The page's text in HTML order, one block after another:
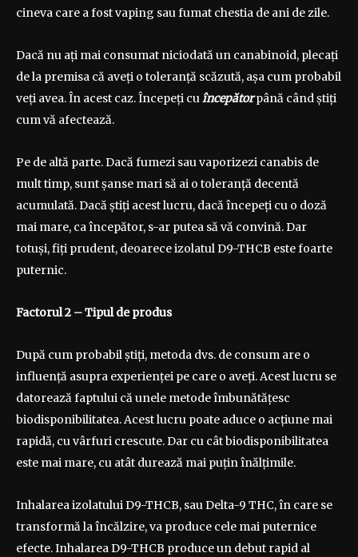
cineva care a fost vaping sau fumat chestia de ani de zile.
Dacă nu ați mai consumat niciodată un canabinoid, plecați
de la premisa că aveți o toleranță scăzută, așa cum probabil
veți avea. În acest caz. Începeți cuîncepătorpână când știți
cum vă afectează.
Pe de altă parte. Dacă fumezi sau vaporizezi canabis de
mult timp, sunt șanse mari să ai o toleranță decentă
acumulată. Dacă știți acest lucru, dacă începeți cu o doză
mai mare, ca începător, s-ar putea să vă convină. Dar
totuși, fiți prudent, deoarece izolatul D9-THCB este foarte
puternic.
Factorul 2 – Tipul de produs
După cum probabil știți, metoda dvs. de consum are o
influență asupra experienței pe care o aveți. Acest lucru se
datorează faptului că unele metode îmbunătățesc
biodisponibilitatea. Acest lucru poate aduce o acțiune mai
rapidă, cu vârfuri crescute. Dar cu cât biodisponibilitatea
este mai mare, cu atât durează mai puțin înălțimile.
Inhalarea izolatului D9-THCB, sau Delta-9 THC, în care se
transformă la încălzire, va produce cele mai puternice
efecte. Inhalarea D9-THCB produce un debut rapid al